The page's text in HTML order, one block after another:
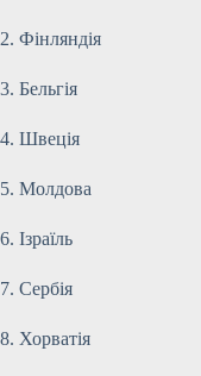
2. Фінляндія
3. Бельгія
4. Швеція
5. Молдова
6. Ізраїль
7. Сербія
8. Хорватія